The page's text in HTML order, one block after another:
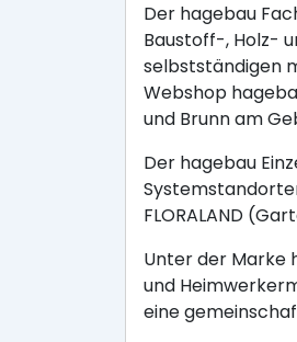
Der hagebau
Baustoff-, Holz-
selbstständigen
Webshop
und Brunn am
Der hagebau
FLORALAND
Unter der Marke
und
eine